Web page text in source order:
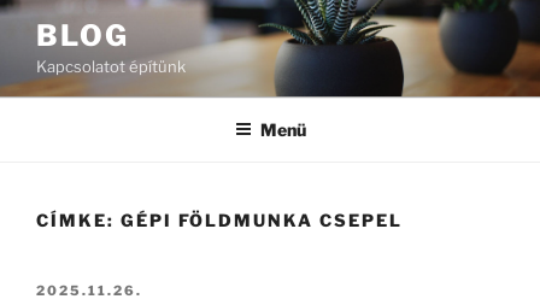
Tartalomhoz
BLOG
Kapcsolatot építünk
Menü
CÍMKE: GÉPI FÖLDMUNKA CSEPEL
BEKÜLDVE:
2025.11.26.